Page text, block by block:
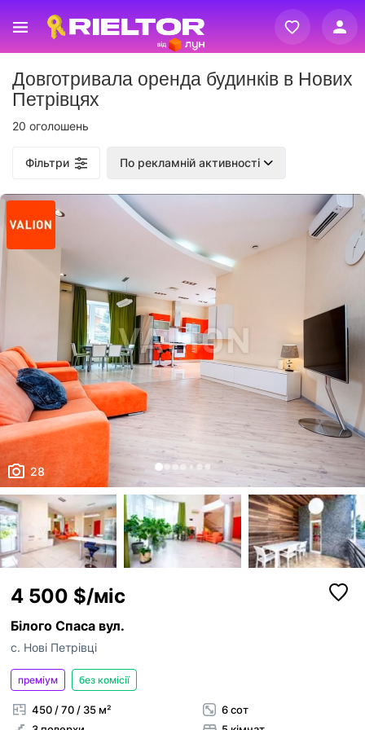
Реєстрація
Вхід
Довготривала оренда будинків в Нових
Петрівцях
20 оголошень
Фільтри По рекламній активності
28
4 500 $/міс
Білого Спаса вул.
с. Нові Петрівці
преміум без комісії
450 / 70 / 35 м²
6 сот